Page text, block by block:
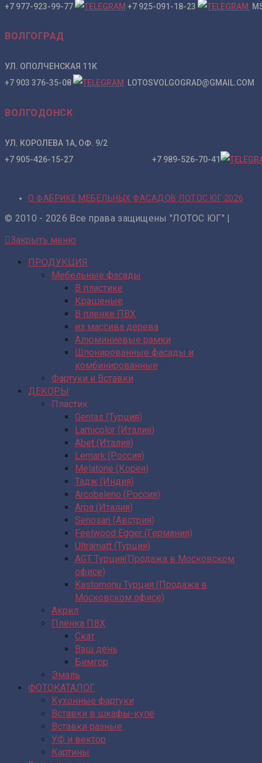
+7 977-923-99-77 +7 925-091-18-23
ВОЛГОГРАД
УЛ. ОПОЛЧЕНСКАЯ 11К
+7 903 376-35-08
LOTOSVOLGOGRAD@GMAIL.COM
ВОЛГОДОНСК
УЛ. КОРОЛЕВА 1А, ОФ. 9/2
+7 905-426-15-27 +7 989-526-70-41
О ФАБРИКЕ МЕБЕЛЬНЫХ ФАСАДОВ ЛОТОС ЮГ 2026
© 2010 - 2026 Все права защищены "ЛОТОС ЮГ" |
Закрыть меню
ПРОДУКЦИЯ
Мебельные фасады
В пластике
Крашеные
В пленке ПВХ
из массива дерева
Алюминиевые рамки
Шпонированные фасады и
комбинированные
Фартуки и Вставки
ДЕКОРЫ
Пластик
Gentas (Турция)
Lamicolor (Италия)
Abet (Италия)
Lemark (Россия)
Melatone (Корея)
Тадж (Индия)
Arcobaleno (Россия)
Arpa (Италия)
Senosan (Австрия)
Feelwood Egger (Германия)
Ultramatt (Турция)
AGT Турция(Продажа в Московском
офисе)
Kastomonu Турция (Продажа в
Московском офисе)
Акрил
Пленка ПВХ
Скат
Ваш день
Бимгор
Эмаль
ФОТОКАТАЛОГ
Кухонные фартуки
Вставки в шкафы-купе
Вставки разные
УФ и вектор
Картины